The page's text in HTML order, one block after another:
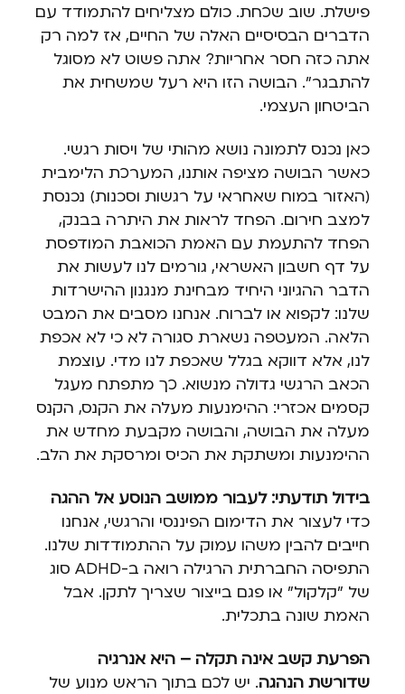
פישלת. שוב שכחת. כולם מצליחים להתמודד עם
הדברים הבסיסיים האלה של החיים, אז למה רק
אתה כזה חסר אחריות? אתה פשוט לא מסוגל
להתבגר". הבושה הזו היא רעל שמשחית את
הביטחון העצמי.
כאן נכנס לתמונה נושא מהותי של ויסות רגשי.
כאשר הבושה מציפה אותנו, המערכת הלימבית
(האזור במוח שאחראי על רגשות וסכנות) נכנסת
למצב חירום. הפחד לראות את היתרה בבנק,
הפחד להתעמת עם האמת הכואבת המודפסת
על דף חשבון האשראי, גורמים לנו לעשות את
הדבר ההגיוני היחיד מבחינת מנגנון ההישרדות
שלנו: לקפוא או לברוח. אנחנו מסבים את המבט
הלאה. המעטפה נשארת סגורה לא כי לא אכפת
לנו, אלא דווקא בגלל שאכפת לנו מדי. עוצמת
הכאב הרגשי גדולה מנשוא. כך מתפתח מעגל
קסמים אכזרי: ההימנעות מעלה את הקנס, הקנס
מעלה את הבושה, והבושה מקבעת מחדש את
ההימנעות ומשתקת את הכיס ומרסקת את הלב.
בידול תודעתי: לעבור ממושב הנוסע אל ההגה
כדי לעצור את הדימום הפיננסי והרגשי, אנחנו
חייבים להבין משהו עמוק על ההתמודדות שלנו.
התפיסה החברתית הרגילה רואה ב-ADHD סוג
של "קלקול" או פגם בייצור שצריך לתקן. אבל
האמת שונה בתכלית.
הפרעת קשב אינה תקלה – היא אנרגיה
שדורשת הנהגה. יש לכם בתוך הראש מנוע של